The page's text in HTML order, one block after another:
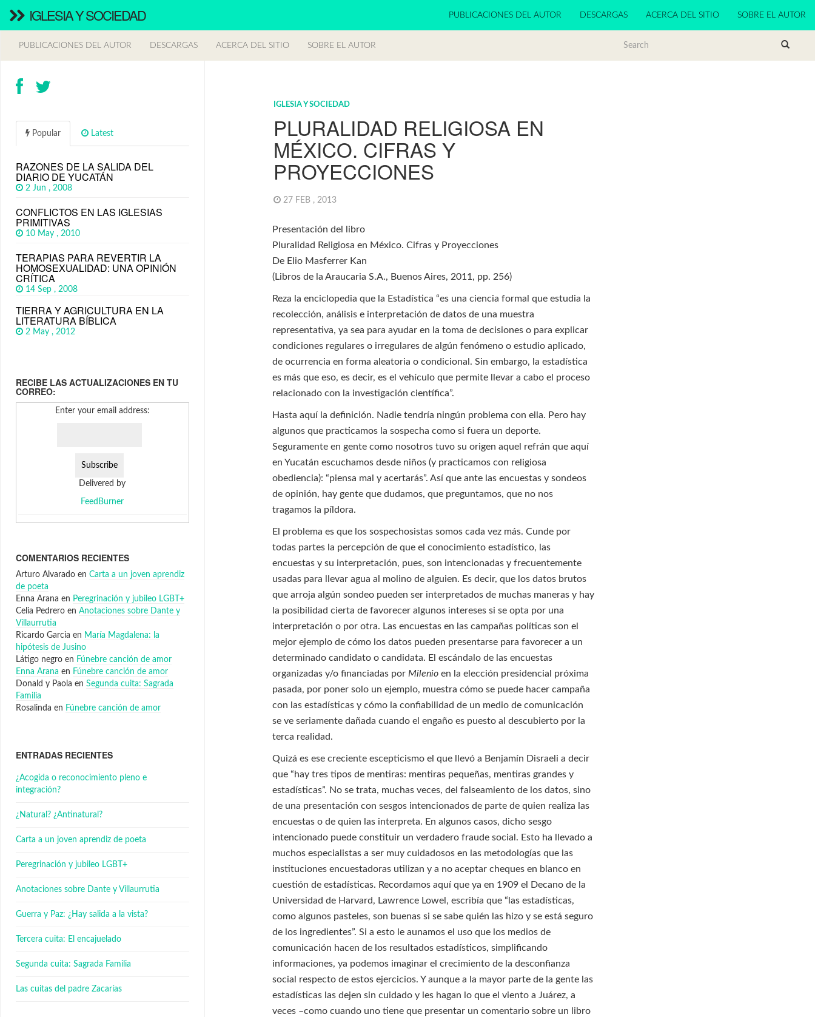
IGLESIA Y SOCIEDAD PUBLICACIONES DEL AUTOR DESCARGAS ACERCA DEL SITIO SOBRE EL AUTOR
PUBLICACIONES DEL AUTOR DESCARGAS ACERCA DEL SITIO SOBRE EL AUTOR
IGLESIA Y SOCIEDAD
PLURALIDAD RELIGIOSA EN
MÉXICO. CIFRAS Y
PROYECCIONES
27 FEB , 2013
Presentación del libro
Pluralidad Religiosa en México. Cifras y Proyecciones
De Elio Masferrer Kan
(Libros de la Araucaria S.A., Buenos Aires, 2011, pp. 256)
Reza la enciclopedia que la Estadística “es una ciencia formal que estudia la
recolección, análisis e interpretación de datos de una muestra
representativa, ya sea para ayudar en la toma de decisiones o para explicar
condiciones regulares o irregulares de algún fenómeno o estudio aplicado,
de ocurrencia en forma aleatoria o condicional. Sin embargo, la estadística
es más que eso, es decir, es el vehículo que permite llevar a cabo el proceso
relacionado con la investigación científica”.
Hasta aquí la definición. Nadie tendría ningún problema con ella. Pero hay
algunos que practicamos la sospecha como si fuera un deporte.
Seguramente en gente como nosotros tuvo su origen aquel refrán que aquí
en Yucatán escuchamos desde niños (y practicamos con religiosa
obediencia): “piensa mal y acertarás”. Así que ante las encuestas y sondeos
de opinión, hay gente que dudamos, que preguntamos, que no nos
tragamos la píldora.
El problema es que los sospechosistas somos cada vez más. Cunde por
todas partes la percepción de que el conocimiento estadístico, las
encuestas y su interpretación, pues, son intencionadas y frecuentemente
usadas para llevar agua al molino de alguien. Es decir, que los datos brutos
que arroja algún sondeo pueden ser interpretados de muchas maneras y hay
la posibilidad cierta de favorecer algunos intereses si se opta por una
interpretación o por otra. Las encuestas en las campañas políticas son el
mejor ejemplo de cómo los datos pueden presentarse para favorecer a un
determinado candidato o candidata. El escándalo de las encuestas
organizadas y/o financiadas porMilenio en la elección presidencial próxima
pasada, por poner solo un ejemplo, muestra cómo se puede hacer campaña
con las estadísticas y cómo la confiabilidad de un medio de comunicación
se ve seriamente dañada cuando el engaño es puesto al descubierto por la
terca realidad.
Quizá es ese creciente escepticismo el que llevó a Benjamín Disraeli a decir
que “hay tres tipos de mentiras: mentiras pequeñas, mentiras grandes y
estadísticas”. No se trata, muchas veces, del falseamiento de los datos, sino
de una presentación con sesgos intencionados de parte de quien realiza las
encuestas o de quien las interpreta. En algunos casos, dicho sesgo
intencionado puede constituir un verdadero fraude social. Esto ha llevado a
muchos especialistas a ser muy cuidadosos en las metodologías que las
instituciones encuestadoras utilizan y a no aceptar cheques en blanco en
cuestión de estadísticas. Recordamos aquí que ya en 1909 el Decano de la
Universidad de Harvard, Lawrence Lowel, escribía que “las estadísticas,
como algunos pasteles, son buenas si se sabe quién las hizo y se está seguro
de los ingredientes”. Si a esto le aunamos el uso que los medios de
comunicación hacen de los resultados estadísticos, simplificando
informaciones, ya podemos imaginar el crecimiento de la desconfianza
social respecto de estos ejercicios. Y aunque a la mayor parte de la gente las
estadísticas las dejen sin cuidado y les hagan lo que el viento a Juárez, a
veces –como cuando uno tiene que presentar un comentario sobre un libro
Popular Latest
RAZONES DE LA SALIDA DEL
DIARIO DE YUCATÁN
2 Jun , 2008
CONFLICTOS EN LAS IGLESIAS
PRIMITIVAS
10 May , 2010
TERAPIAS PARA REVERTIR LA
HOMOSEXUALIDAD: UNA OPINIÓN
CRÍTICA
14 Sep , 2008
TIERRA Y AGRICULTURA EN LA
LITERATURA BÍBLICA
2 May , 2012
RECIBE LAS ACTUALIZACIONES EN TU
CORREO:
Enter your email address:
Delivered by
FeedBurner
COMENTARIOS RECIENTES
Arturo Alvarado en Carta a un joven aprendiz
de poeta
Enna Arana en Peregrinación y jubileo LGBT+
Celia Pedrero en Anotaciones sobre Dante y
Villaurrutia
Ricardo Garcia en María Magdalena: la
hipótesis de Jusino
Látigo negro en Fúnebre canción de amor
Enna Arana en Fúnebre canción de amor
Donald y Paola en Segunda cuita: Sagrada
Familia
Rosalinda en Fúnebre canción de amor
ENTRADAS RECIENTES
¿Acogida o reconocimiento pleno e
integración?
¿Natural? ¿Antinatural?
Carta a un joven aprendiz de poeta
Peregrinación y jubileo LGBT+
Anotaciones sobre Dante y Villaurrutia
Guerra y Paz: ¿Hay salida a la vista?
Tercera cuita: El encajuelado
Segunda cuita: Sagrada Familia
Las cuitas del padre Zacarías